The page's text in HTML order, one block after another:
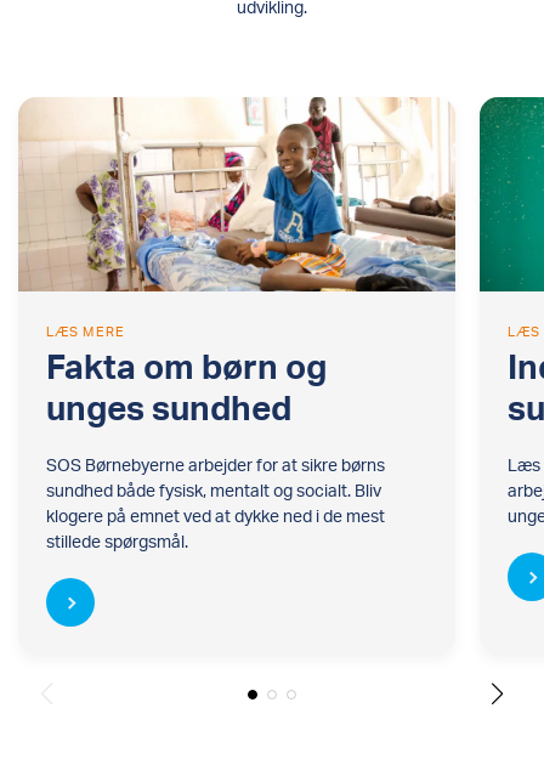
udvikling.
LÆS MERE
Fakta om børn og
unges sundhed
SOS Børnebyerne arbejder for at sikre børns
sundhed både fysisk, mentalt og socialt. Bliv
klogere på emnet ved at dykke ned i de mest
stillede spørgsmål.
LÆS
Læs